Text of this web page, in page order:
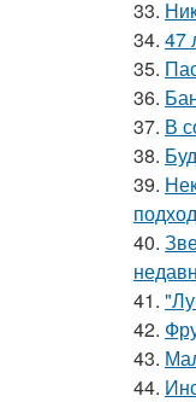
33.
34. 47
35.
36.
37. В
38.
39.
40.
41.
42.
43.
44.